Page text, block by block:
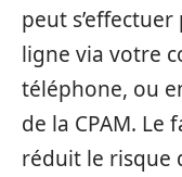
peut
ligne via votre
téléphone, ou
de la CPAM.
réduit le risque